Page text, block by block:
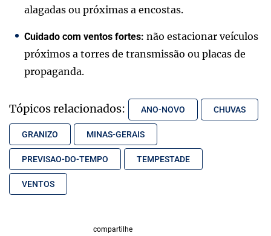
alagadas ou próximas a encostas.
Cuidado com ventos fortes: não estacionar veículos
próximos a torres de transmissão ou placas de
propaganda.
Tópicos relacionados: ANO-NOVO CHUVAS
GRANIZO MINAS-GERAIS
PREVISAO-DO-TEMPO TEMPESTADE
VENTOS
compartilhe